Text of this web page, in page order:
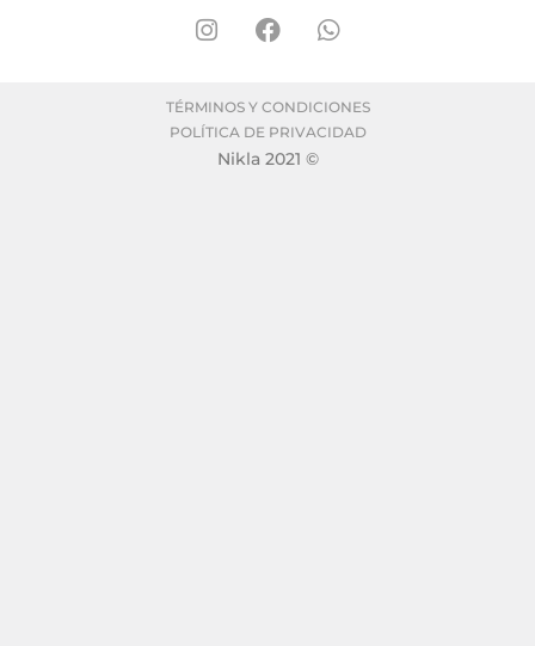
TÉRMINOS Y CONDICIONES
POLÍTICA DE PRIVACIDAD
Nikla 2021 ©